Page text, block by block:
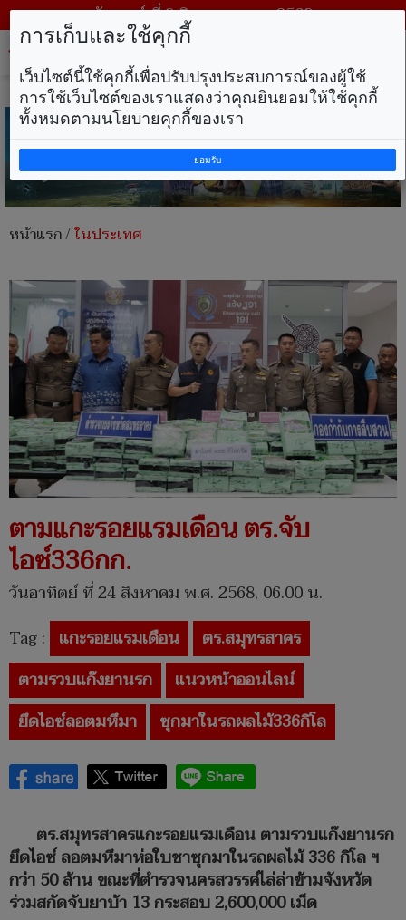
วันเสาร์ ที่ 8 สิงหาคม พ.ศ. 2569
หน้าแรก/ในประเทศ
ตามแกะรอยแรมเดือน ตร.จับ
ไอซ์336กก.
วันอาทิตย์ ที่ 24 สิงหาคม พ.ศ. 2568, 06.00 น.
Tag : แกะรอยแรมเดือน
ตร.สมุทรสาคร
ตามรวบแก๊งยานรก
แนวหน้าออนไลน์
ยึดไอซ์ลอตมหึมา
ซุกมาในรถผลไม้336กิโล
ตร.สมุทรสาครแกะรอยแรมเดือน ตามรวบแก๊งยานรก
ยึดไอซ์ ลอตมหึมาห่อใบชาซุกมาในรถผลไม้ 336 กิโล ฯ
กว่า 50 ล้าน ขณะที่ตำรวจนครสวรรค์ไล่ล่าข้ามจังหวัด
ร่วมสกัดจับยาบ้า 13 กระสอบ 2,600,000 เม็ด
การเก็บและใช้คุกกี้
เว็บไซต์นี้ใช้คุกกี้เพื่อปรับปรุงประสบการณ์ของผู้ใช้
การใช้เว็บไซต์ของเราแสดงว่าคุณยินยอมให้ใช้คุกกี้
ทั้งหมดตามนโยบายคุกกี้ของเรา
ยอมรับ